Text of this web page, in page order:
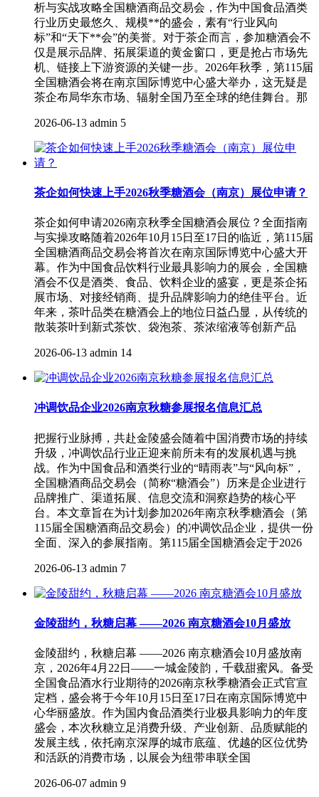
析与实战攻略全国糖酒商品交易会，作为中国食品酒类
行业历史最悠久、规模**的盛会，素有“行业风向
标”和“天下**会”的美誉。对于茶企而言，参加糖酒会不
仅是展示品牌、拓展渠道的黄金窗口，更是抢占市场先
机、链接上下游资源的关键一步。2026年秋季，第115届
全国糖酒会将在南京国际博览中心盛大举办，这无疑是
茶企布局华东市场、辐射全国乃至全球的绝佳舞台。那
2026-06-13 admin 5
茶企如何快速上手2026秋季糖酒会（南京）展位申请？
茶企如何申请2026南京秋季全国糖酒会展位？全面指南
与实操攻略随着2026年10月15日至17日的临近，第115届
全国糖酒商品交易会将首次在南京国际博览中心盛大开
幕。作为中国食品饮料行业最具影响力的展会，全国糖
酒会不仅是酒类、食品、饮料企业的盛宴，更是茶企拓
展市场、对接经销商、提升品牌影响力的绝佳平台。近
年来，茶叶品类在糖酒会上的地位日益凸显，从传统的
散装茶叶到新式茶饮、袋泡茶、茶浓缩液等创新产品
2026-06-13 admin 14
冲调饮品企业2026南京秋糖参展报名信息汇总
把握行业脉搏，共赴金陵盛会随着中国消费市场的持续
升级，冲调饮品行业正迎来前所未有的发展机遇与挑
战。作为中国食品和酒类行业的“晴雨表”与“风向标”，
全国糖酒商品交易会（简称“糖酒会”）历来是企业进行
品牌推广、渠道拓展、信息交流和洞察趋势的核心平
台。本文章旨在为计划参加2026年南京秋季糖酒会（第
115届全国糖酒商品交易会）的冲调饮品企业，提供一份
全面、深入的参展指南。第115届全国糖酒会定于2026
2026-06-13 admin 7
金陵甜约，秋糖启幕 ——2026 南京糖酒会10月盛放
金陵甜约，秋糖启幕 ——2026 南京糖酒会10月盛放南
京，2026年4月22日——一城金陵韵，千载甜蜜风。备受
全国食品酒水行业期待的2026南京秋季糖酒会正式官宣
定档，盛会将于今年10月15日至17日在南京国际博览中
心华丽盛放。作为国内食品酒类行业极具影响力的年度
盛会，本次秋糖立足消费升级、产业创新、品质赋能的
发展主线，依托南京深厚的城市底蕴、优越的区位优势
和活跃的消费市场，以展会为纽带串联全国
2026-06-07 admin 9